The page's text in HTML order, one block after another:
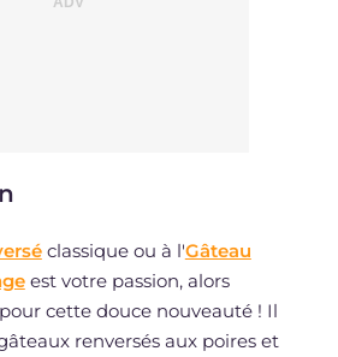
classique ou à l'Gâteau
est votre passion, alors
cette douce nouveauté ! Il
renversés aux poires et